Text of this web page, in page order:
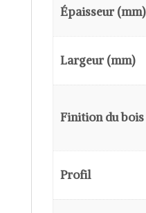
Épaisseur (mm)
Largeur (mm)
Finition du bois
Profil